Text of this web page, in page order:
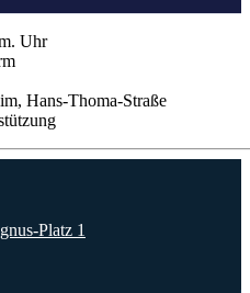
Uhr
Hans-Thoma-Straße
Platz 1